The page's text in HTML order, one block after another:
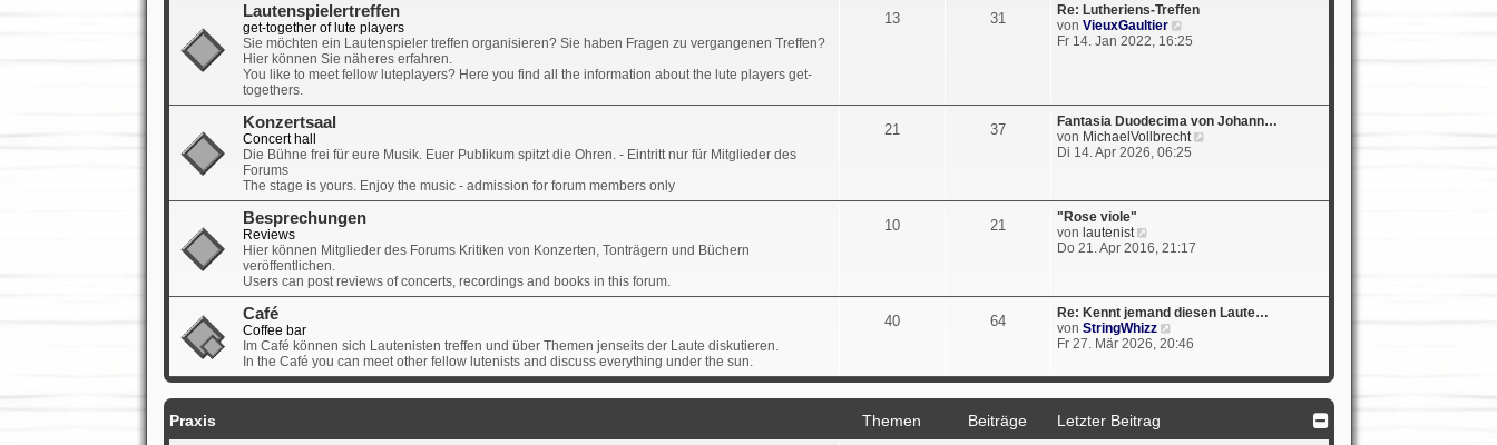
r
a
Lautenspielertreffen
get-together of lute players
Sie möchten ein Lautenspieler treffen organisieren? Sie haben Fragen zu vergangenen Treffen?
Hier können Sie näheres erfahren.
You like to meet fellow luteplayers? Here you find all the information about the lute players get-
togethers.
13 31
Re: Lutheriens-Treffen
von VieuxGaultier
e
t
e
r
B
g
Fr 14. Jan 2022, 16:25
Konzertsaal
Concert hall
Die Bühne frei für eure Musik. Euer Publikum spitzt die Ohren. - Eintritt nur für Mitglieder des
Forums
The stage is yours. Enjoy the music - admission for forum members only
21 37
Fantasia Duodecima von Johann…
von MichaelVollbrecht
s
t
r
Di 14. Apr 2026, 06:25
Besprechungen
Reviews
Hier können Mitglieder des Forums Kritiken von Konzerten, Tonträgern und Büchern
veröffentlichen.
Users can post reviews of concerts, recordings and books in this forum.
10 21
"Rose viole"
von lautenist
e
s
t
e
r
B
i
t
r
a
Do 21. Apr 2016, 21:17
Café
Coffee bar
Im Café können sich Lautenisten treffen und über Themen jenseits der Laute diskutieren.
In the Café you can meet other fellow lutenists and discuss everything under the sun.
40 64
Re: Kennt jemand diesen Laute…
von StringWhizz
e
e
Fr 27. Mär 2026, 20:46
Praxis Themen Beiträge
Letzter Beitrag